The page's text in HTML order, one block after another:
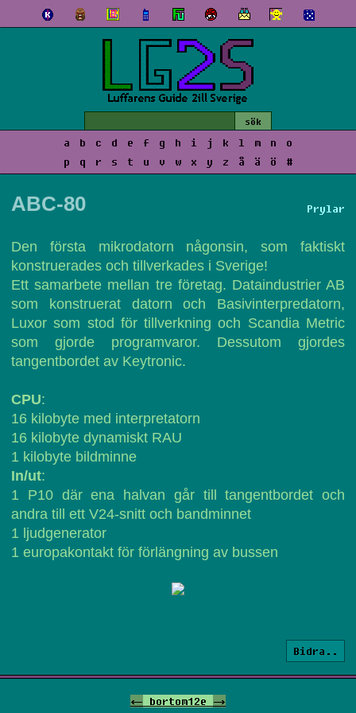
a b c d e f g h i j k l m n
o
p
q r s t u v w x y z å ä ö #
Prylar
ABC-80
Den första mikrodatorn någonsin, som faktiskt
konstruerades och tillverkades i Sverige!
Ett samarbete mellan tre företag. Dataindustrier AB
som konstruerat datorn och Basivinterpredatorn,
Luxor som stod för tillverkning och Scandia Metric
som gjorde programvaror. Dessutom gjordes
tangentbordet av Keytronic.
CPU:
16 kilobyte med interpretatorn
16 kilobyte dynamiskt RAU
1 kilobyte bildminne
In/ut:
1 P10 där ena halvan går till tangentbordet och
andra till ett V24-snitt och bandminnet
1 ljudgenerator
1 europakontakt för förlängning av bussen
Bidra..
<- bortom12e ->